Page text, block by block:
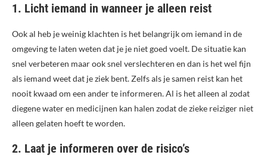
1. Licht iemand in wanneer je alleen reist
Ook al heb je weinig klachten is het belangrijk om iemand in de
omgeving te laten weten dat je je niet goed voelt. De situatie kan
snel verbeteren maar ook snel verslechteren en dan is het wel fijn
als iemand weet dat je ziek bent. Zelfs als je samen reist kan het
nooit kwaad om een ander te informeren. Al is het alleen al zodat
diegene water en medicijnen kan halen zodat de zieke reiziger niet
alleen gelaten hoeft te worden.
2. Laat je informeren over de risico’s